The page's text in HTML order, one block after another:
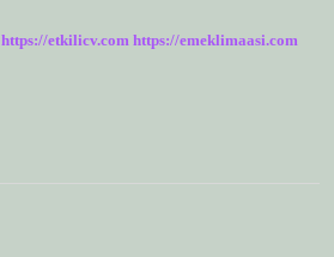
https://etkilicv.com https://emeklimaasi.com